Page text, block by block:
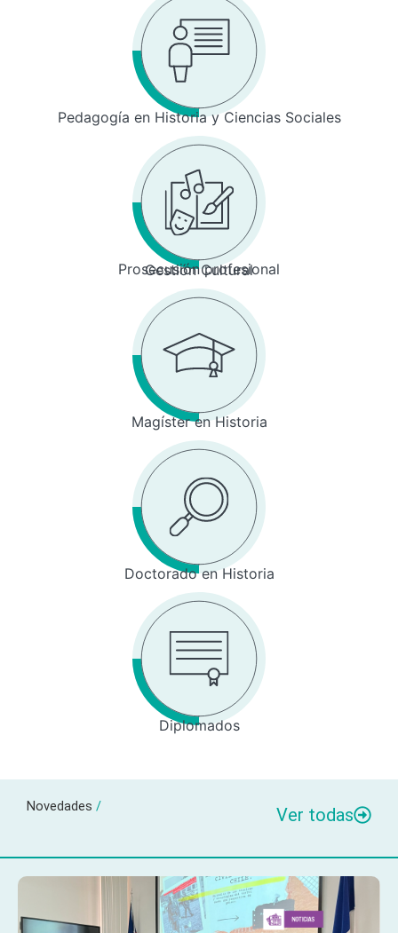
Pedagogía en Historia y Ciencias Sociales
Prosecusión profesional
Gestión Cultural
Magíster en Historia
Doctorado en Historia
Diplomados
Novedades / Ver todas